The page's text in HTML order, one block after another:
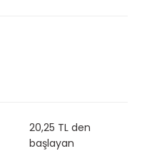
20,25 TL den
başlayan